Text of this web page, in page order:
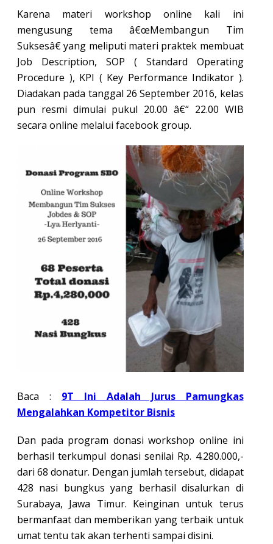
Karena materi workshop online kali ini
mengusung tema â€œMembangun Tim
Suksesâ€ yang meliputi materi praktek membuat
Job Description, SOP ( Standard Operating
Procedure ), KPI ( Key Performance Indikator ).
Diadakan pada tanggal 26 September 2016, kelas
pun resmi dimulai pukul 20.00 â€“ 22.00 WIB
secara online melalui facebook group.
Baca : 9T Ini Adalah Jurus Pamungkas
Mengalahkan Kompetitor Bisnis
Dan pada program donasi workshop online ini
berhasil terkumpul donasi senilai Rp. 4.280.000,-
dari 68 donatur. Dengan jumlah tersebut, didapat
428 nasi bungkus yang berhasil disalurkan di
Surabaya, Jawa Timur. Keinginan untuk terus
bermanfaat dan memberikan yang terbaik untuk
umat tentu tak akan terhenti sampai disini.